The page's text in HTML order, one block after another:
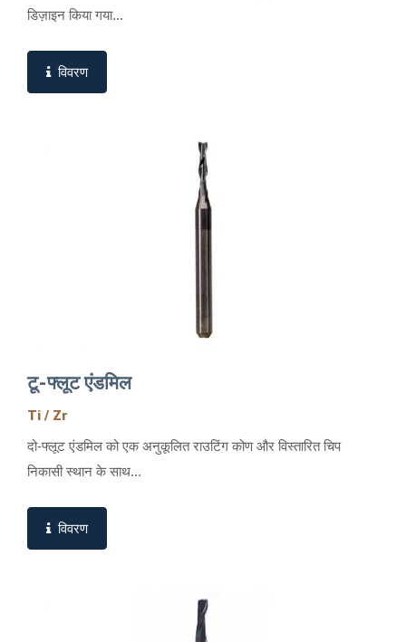
डिज़ाइन किया गया...
विवरण
टू-फ्लूट एंडमिल
Ti / Zr
दो-फ्लूट एंडमिल को एक अनुकूलित राउटिंग कोण और विस्तारित चिप
निकासी स्थान के साथ...
विवरण